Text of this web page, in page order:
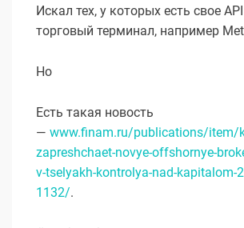
Искал тех, у которых есть свое
торговый терминал, например
Но
Есть такая новость
— www.finam.ru/publications/item/
zapreshchaet-novye-offshornye-
v-tselyakh-kontrolya-nad-kapitalom-
1132/.